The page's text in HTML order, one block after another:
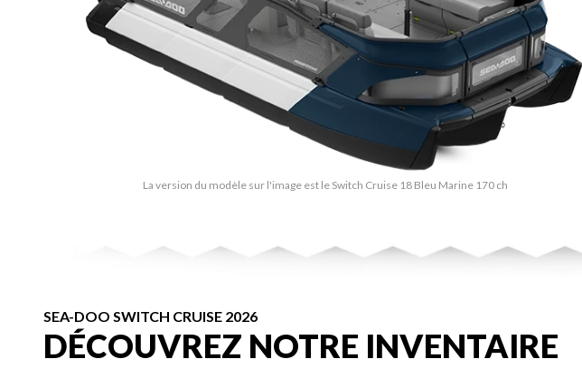
La version du modèle sur l'image est le Switch Cruise 18 Bleu Marine 170 ch
SEA-DOO SWITCH CRUISE 2026
DÉCOUVREZ NOTRE INVENTAIRE